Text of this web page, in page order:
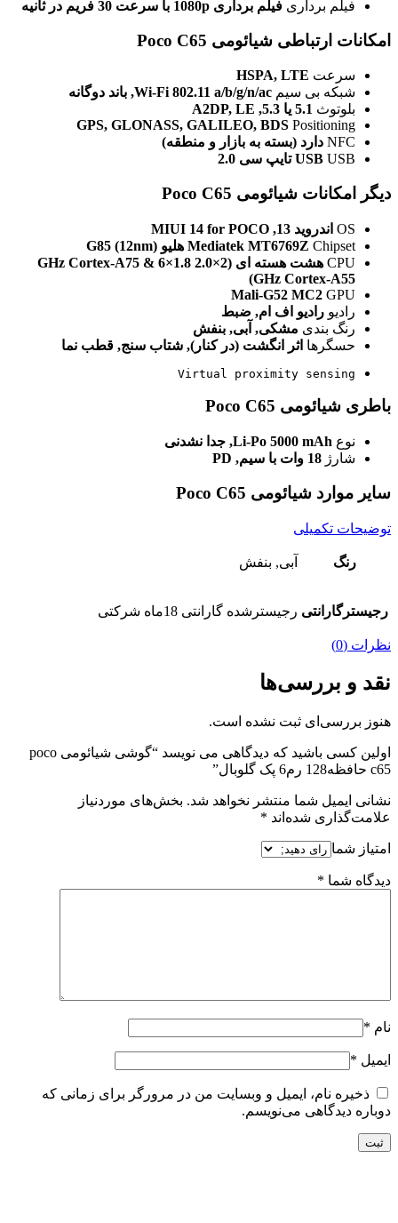
فیلم برداری فیلم برداری 1080p با سرعت 30 فریم در ثانیه
امکانات ارتباطی شیائومی Poco C65
سرعت HSPA, LTE
شبکه بی سیم Wi-Fi 802.11 a/b/g/n/ac, باند دوگانه
بلوتوث 5.1 یا 5.3, A2DP, LE
Positioning
GPS, GLONASS, GALILEO, BDS
NFC دارد (بسته به بازار و منطقه)
USB USB تایپ سی 2.0
دیگر امکانات شیائومی Poco C65
OS اندروید 13, MIUI 14 for POCO
Chipset Mediatek MT6769Z هلیو G85 (12nm)
CPU
هشت هسته ای (2×2.0 GHz Cortex-A75 & 6×1.8
GHz Cortex-A55)
GPU
Mali-G52 MC2
رادیو رادیو اف ام, ضبط
رنگ بندی مشكی, آبی, بنفش
حسگرها اثر انگشت (در کنار), شتاب سنج, قطب نما
Virtual proximity sensing
باطری شیائومی Poco C65
نوع Li-Po 5000 mAh, جدا نشدنی
شارژ 18 وات با سیم, PD
سایر موارد شیائومی Poco C65
توضیحات تکمیلی
رنگ آبی, بنفش
رجیسترگارانتی رجیسترشده گارانتی 18ماه شرکتی
نظرات (0)
نقد و بررسی‌ها
هنوز بررسی‌ای ثبت نشده است.
اولین کسی باشید که دیدگاهی می نویسد “گوشی شیائومی poco
c65 حافظه128 رم6 پک گلوبال”
نشانی ایمیل شما منتشر نخواهد شد. بخش‌های موردنیاز
علامت‌گذاری شده‌اند *
امتیاز شما
دیدگاه شما *
نام *
ایمیل *
ذخیره نام، ایمیل و وبسایت من در مرورگر برای زمانی که
دوباره دیدگاهی می‌نویسم.